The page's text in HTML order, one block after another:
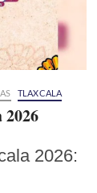
TLAXCALA
2026: